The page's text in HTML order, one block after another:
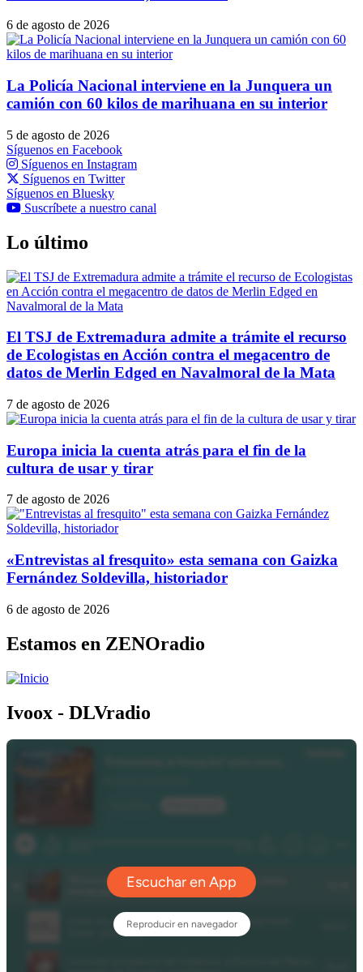
6 de agosto de 2026
La Policía Nacional interviene en la Junquera un
camión con 60 kilos de marihuana en su interior
5 de agosto de 2026
Síguenos en Facebook
Síguenos en Instagram
Síguenos en Twitter
Síguenos en Bluesky
Suscríbete a nuestro canal
Lo último
El TSJ de Extremadura admite a trámite el recurso
de Ecologistas en Acción contra el megacentro de
datos de Merlin Edged en Navalmoral de la Mata
7 de agosto de 2026
Europa inicia la cuenta atrás para el fin de la
cultura de usar y tirar
7 de agosto de 2026
«Entrevistas al fresquito» esta semana con Gaizka
Fernández Soldevilla, historiador
6 de agosto de 2026
Estamos en ZENOradio
Ivoox - DLVradio